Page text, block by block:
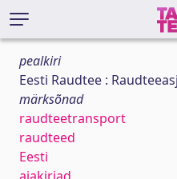
pealkiri
Eesti Raudtee :
märksõnad
raudteetransport
raudteed
Eesti